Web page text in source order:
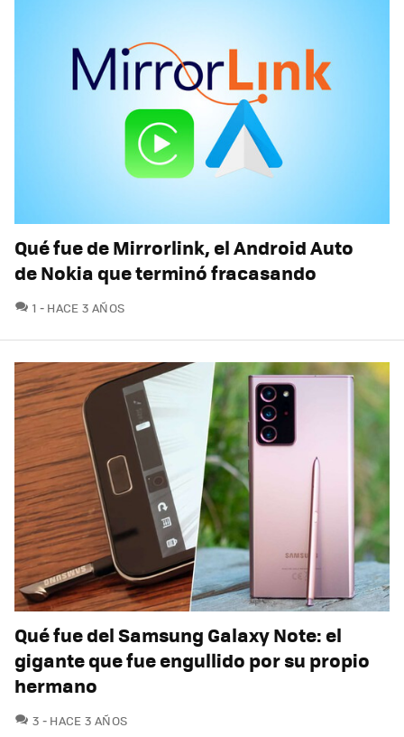
Qué fue de Mirrorlink, el Android Auto
de Nokia que terminó fracasando
1 COMENTARIOS
HACE 3 AÑOS
Qué fue del Samsung Galaxy Note: el
gigante que fue engullido por su propio
hermano
3 COMENTARIOS
HACE 3 AÑOS